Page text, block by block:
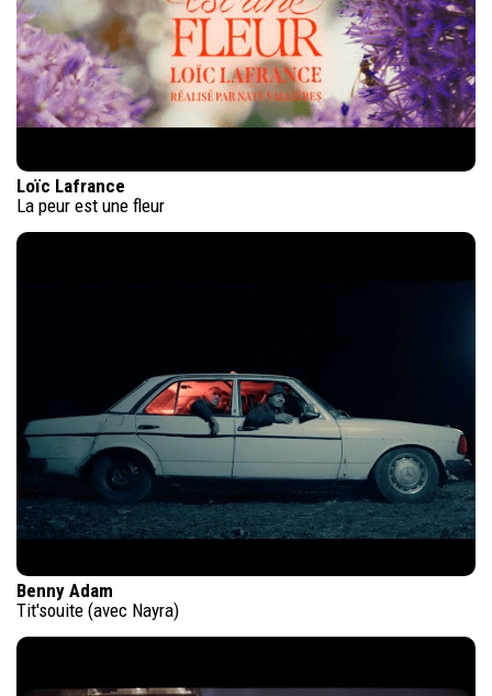
Loïc Lafrance
La peur est une fleur
Benny Adam
Tit'souite (avec Nayra)